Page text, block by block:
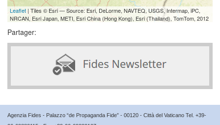
Leaflet | Tiles © Esri — Source: Esri, DeLorme, NAVTEQ, USGS, Intermap, iPC,
NRCAN, Esri Japan, METI, Esri China (Hong Kong), Esri (Thailand), TomTom, 2012
Partager:
Agenzia Fides - Palazzo “de Propaganda Fide” - 00120 - Città del Vaticano Tel. +39-